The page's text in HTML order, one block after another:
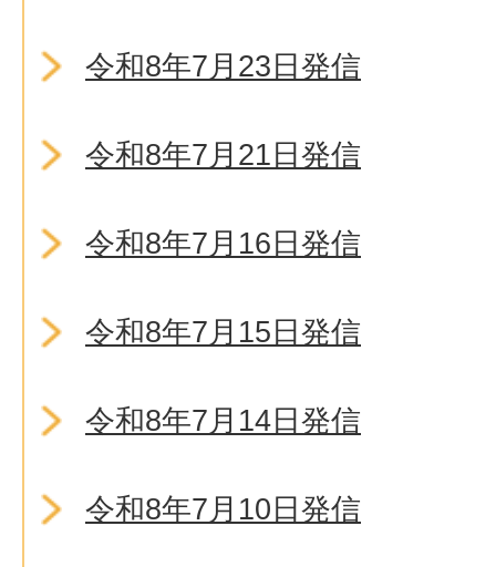
令和8年7月23日発信
令和8年7月21日発信
令和8年7月16日発信
令和8年7月15日発信
令和8年7月14日発信
令和8年7月10日発信